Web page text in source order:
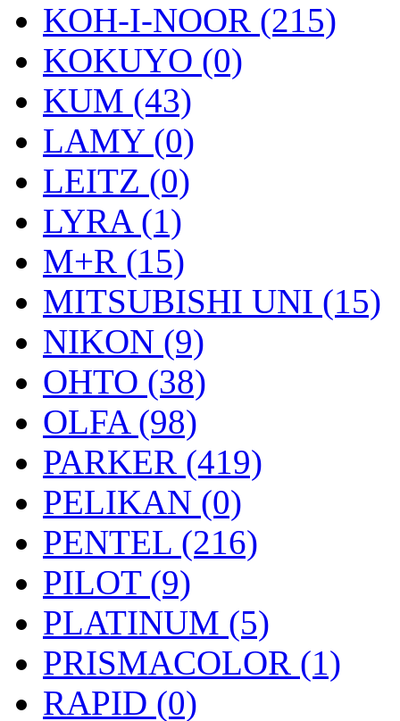
KOH-I-NOOR (215)
KOKUYO (0)
KUM (43)
LAMY (0)
LEITZ (0)
LYRA (1)
M+R (15)
MITSUBISHI UNI (15)
NIKON (9)
OHTO (38)
OLFA (98)
PARKER (419)
PELIKAN (0)
PENTEL (216)
PILOT (9)
PLATINUM (5)
PRISMACOLOR (1)
RAPID (0)